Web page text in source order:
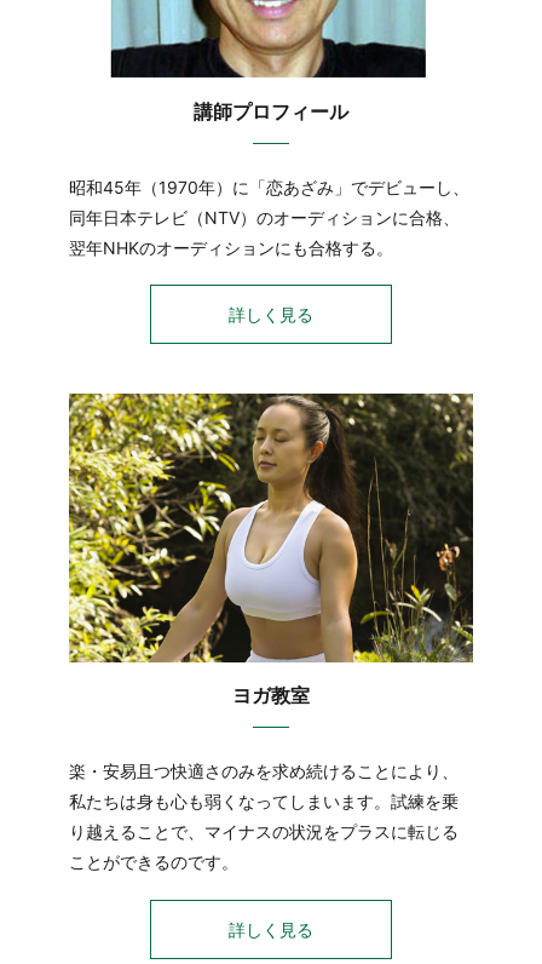
講師プロフィール
昭和45年（1970年）に「恋あざみ」でデビューし、
同年日本テレビ（NTV）のオーディションに合格、
翌年NHKのオーディションにも合格する。
詳しく見る
ヨガ教室
楽・安易且つ快適さのみを求め続けることにより、
私たちは身も心も弱くなってしまいます。試練を乗
り越えることで、マイナスの状況をプラスに転じる
ことができるのです。
詳しく見る